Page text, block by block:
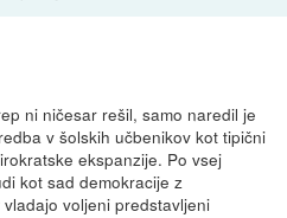
ni ničesar rešil, samo naredil je
v šolskih učbenikov kot tipični
ekspanzije. Po vsej
kot sad demokracije z
voljeni predstavljeni